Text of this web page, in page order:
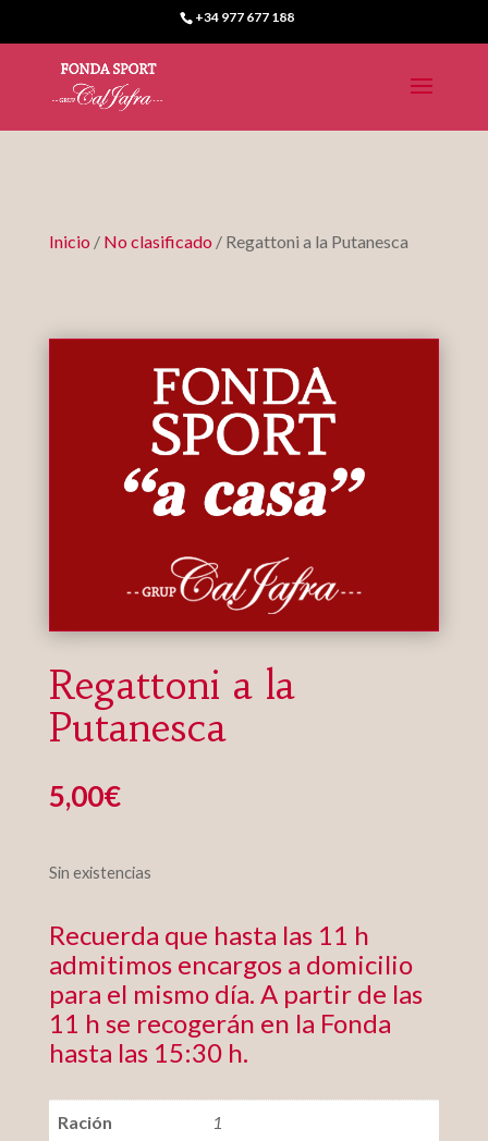
+34 977 677 188
Inicio / No clasificado / Regattoni a la Putanesca
Regattoni a la
Putanesca
5,00€
Sin existencias
Recuerda que hasta las 11 h
admitimos encargos a domicilio
para el mismo día. A partir de las
11 h se recogerán en la Fonda
hasta las 15:30 h.
Ración 1